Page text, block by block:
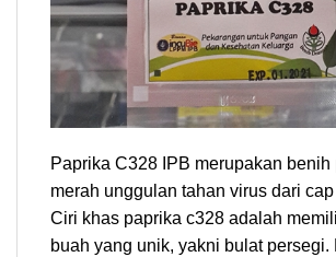
Paprika C328 IPB merupakan benih
merah unggulan tahan virus dari
Ciri khas paprika c328 adalah
buah yang unik, yakni bulat persegi.